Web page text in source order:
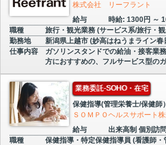
株式会社 リーフラント
給与
時給: 1300円 ～
職種
旅行・観光業務 (サービス系/旅行・
勤務地
新潟県上越市 (妙高はねうまライン春
仕事内容
ガソリンスタンドでの給油・接客業
方におすすめの、フルサービス型の
業務委託-SOHO・在宅
保健指導(管理栄養士/保健師）
ＳＯＭＰＯヘルスサポート
給与
出来高制 個別訪
職種
保健指導・特定保健指導員 (看護師